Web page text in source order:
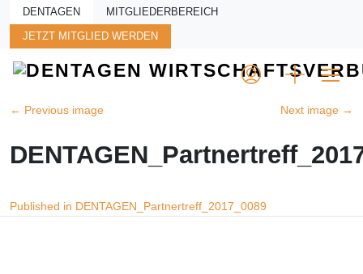
Skip to main content
DENTAGEN MITGLIEDERBEREICH
JETZT MITGLIED WERDEN
← Previous image Next image →
Beitragsnavigation
Published in DENTAGEN_Partnertreff_2017_0089